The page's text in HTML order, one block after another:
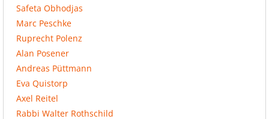
Safeta Obhodjas
Marc Peschke
Ruprecht Polenz
Alan Posener
Andreas Püttmann
Eva Quistorp
Axel Reitel
Rabbi Walter Rothschild